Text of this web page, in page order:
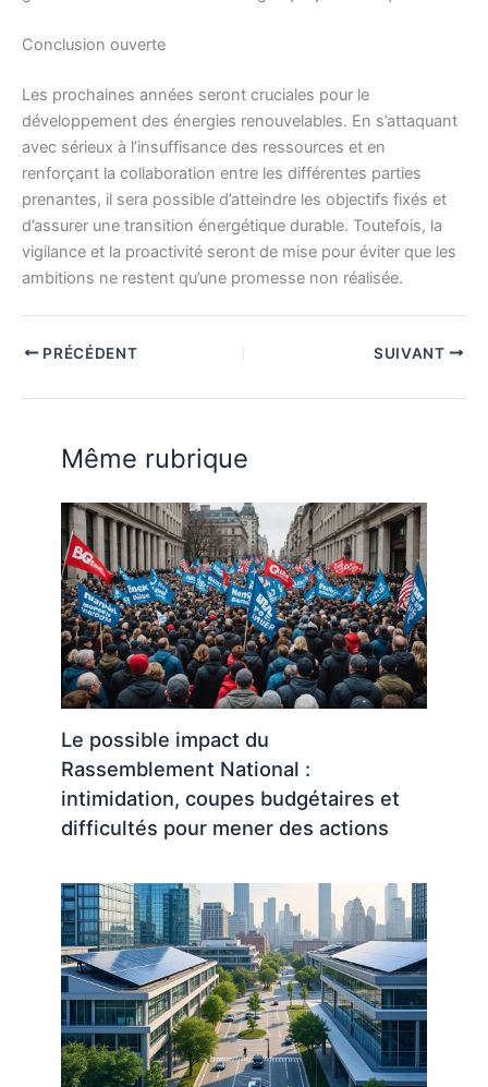
Conclusion ouverte
Les prochaines années seront cruciales pour le
développement des énergies renouvelables. En s’attaquant
avec sérieux à l’insuffisance des ressources et en
renforçant la collaboration entre les différentes parties
prenantes, il sera possible d’atteindre les objectifs fixés et
d’assurer une transition énergétique durable. Toutefois, la
vigilance et la proactivité seront de mise pour éviter que les
ambitions ne restent qu’une promesse non réalisée.
PRÉCÉDENT SUIVANT
Même rubrique
Le possible impact du
Rassemblement National :
intimidation, coupes budgétaires et
difficultés pour mener des actions